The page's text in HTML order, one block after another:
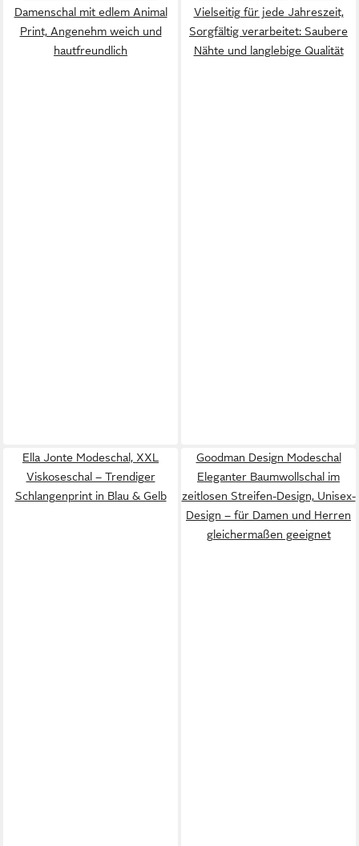
Damenschal mit edlem Animal
Print, Angenehm weich und
hautfreundlich
Vielseitig für jede Jahreszeit,
Sorgfältig verarbeitet: Saubere
Nähte und langlebige Qualität
Ella Jonte Modeschal, XXL
Viskoseschal – Trendiger
Schlangenprint in Blau & Gelb
Goodman Design Modeschal
Eleganter Baumwollschal im
zeitlosen Streifen-Design, Unisex-
Design – für Damen und Herren
gleichermaßen geeignet